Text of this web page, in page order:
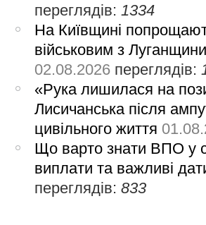
переглядів: 1334
На Київщині
військовим з
02.08.2026 переглядів:
«Рука лишилася на
Лисичанська після
цивільного життя
Що варто знати ВПО у
виплати та важливі
переглядів:833